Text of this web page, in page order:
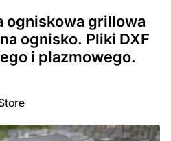
ogniskowa grillowa
ognisko. Pliki DXF
i plazmowego.